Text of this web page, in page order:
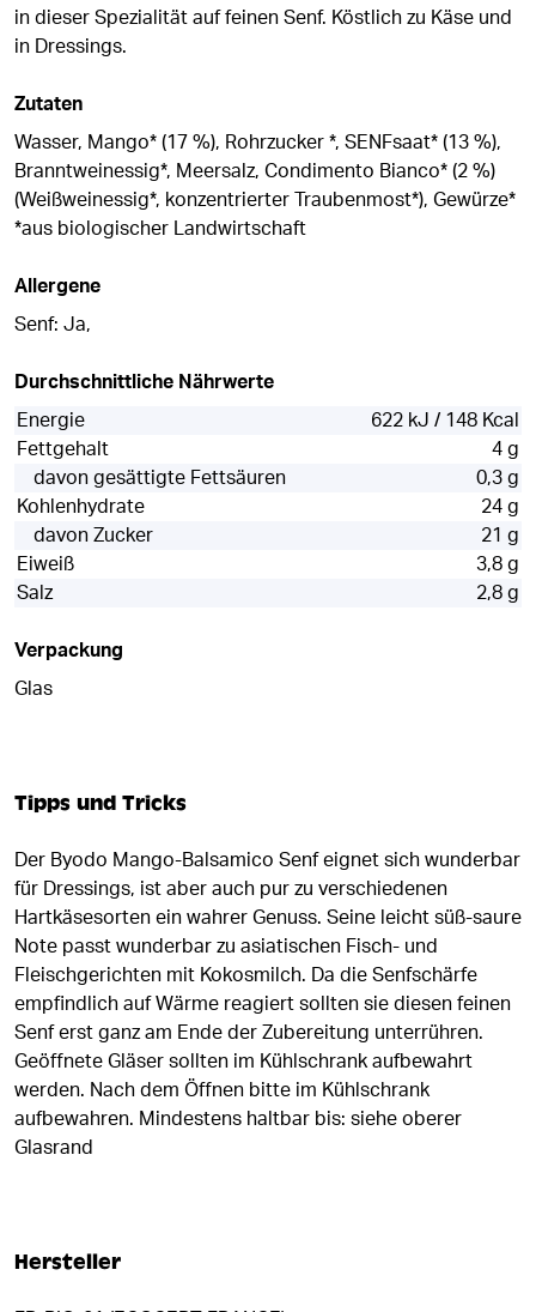
in dieser Spezialität auf feinen Senf. Köstlich zu Käse und
in Dressings.
Zutaten
Wasser, Mango* (17 %), Rohrzucker *, SENFsaat* (13 %),
Branntweinessig*, Meersalz, Condimento Bianco* (2 %)
(Weißweinessig*, konzentrierter Traubenmost*), Gewürze*
*aus biologischer Landwirtschaft
Allergene
Senf: Ja,
Durchschnittliche Nährwerte
Energie
622 kJ / 148 Kcal
Fettgehalt
4 g
davon gesättigte Fettsäuren
0,3 g
Kohlenhydrate
24 g
davon Zucker
21 g
Eiweiß
3,8 g
Salz
2,8 g
Verpackung
Glas
Tipps und Tricks
Der Byodo Mango-Balsamico Senf eignet sich wunderbar
für Dressings, ist aber auch pur zu verschiedenen
Hartkäsesorten ein wahrer Genuss. Seine leicht süß-saure
Note passt wunderbar zu asiatischen Fisch- und
Fleischgerichten mit Kokosmilch. Da die Senfschärfe
empfindlich auf Wärme reagiert sollten sie diesen feinen
Senf erst ganz am Ende der Zubereitung unterrühren.
Geöffnete Gläser sollten im Kühlschrank aufbewahrt
werden. Nach dem Öffnen bitte im Kühlschrank
aufbewahren. Mindestens haltbar bis: siehe oberer
Glasrand
Hersteller